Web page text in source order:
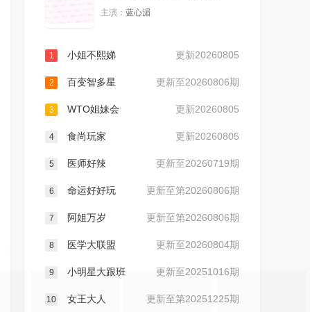
20230628 20230629
20230704 20230705
20230710 20230711
20230712 20230713
主演： 蓝心湄
更新20260805
1 小姐不熙娣
更新至20260806期
2 百变智多星
更新20260805
3 WTO姐妹会
更新20260805
4 食尚玩家
更新至20260719期
5 医师好辣
更新至第20260806期
6 命运好好玩
更新至第20260806期
7 阿姐万岁
更新至20260804期
8 医学大联盟
更新至20251016期
9 小明星大跟班
更新至第20251225期
10 女王大人